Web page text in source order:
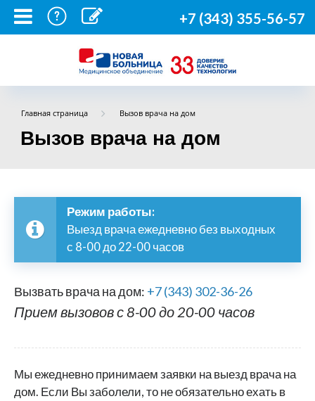
+7 (343) 355-56-57
Главная страница Вызов врача на дом
Вызов врача на дом
Режим работы:
Выезд врача ежедневно без выходных
с 8-00 до 22-00 часов
Вызвать врача на дом: +7 (343) 302-36-26
Прием вызовов с 8-00 до 20-00 часов
Мы ежедневно принимаем заявки на выезд врача на
дом. Если Вы заболели, то не обязательно ехать в